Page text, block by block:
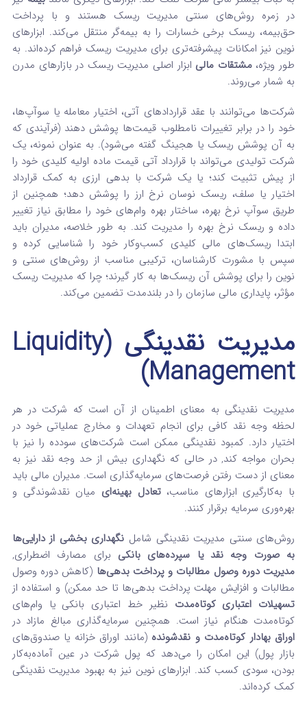
در زمره روش‌های سنتی مدیریت ریسک هستند و با پرداخت
حق‌بیمه، ریسک برخی خسارات را به بیمه‌گر منتقل می‌کند. ابزارهای
نوین نیز امکانات پیشرفته‌تری برای مدیریت ریسک فراهم کرده‌اند. به
طور ویژه،مشتقات مالی ابزار اصلی مدیریت ریسک در بازارهای مدرن
به شمار می‌روند.
شرکت‌ها می‌توانند با عقد قراردادهای آتی، اختیار معامله یا سوآپ‌ها،
خود را در برابر تغییرات نامطلوب قیمت‌ها پوشش دهند (فرآیندی که
به آن پوشش ریسک یا هجینگ گفته می‌شود). به عنوان نمونه، یک
شرکت تولیدی می‌تواند با قرارداد آتی قیمت ماده اولیه کلیدی خود را
از پیش تثبیت کند؛ یا یک شرکت با بدهی ارزی به کمک قرارداد
اختیار یا سلف، ریسک نوسان نرخ ارز را پوشش دهد؛ همچنین از
طریق سوآپ نرخ بهره، ساختار بهره وام‌های خود را مطابق نیاز تغییر
داده و ریسک نرخ بهره را مدیریت کند. به طور خلاصه، مدیران باید
ابتدا ریسک‌های مالی کلیدی کسب‌وکار خود را شناسایی کرده و
سپس با مشورت کارشناسان، ترکیبی مناسب از روش‌های سنتی و
نوین را برای پوشش آن ریسک‌ها به کار گیرند؛ چرا که مدیریت ریسک
مؤثر، پایداری مالی سازمان را در بلندمدت تضمین می‌کند.
مدیریت نقدینگی (Liquidity
Management)
مدیریت نقدینگی به معنای اطمینان از آن است که شرکت در هر
لحظه وجه نقد کافی برای انجام تعهدات و مخارج عملیاتی خود در
اختیار دارد. کمبود نقدینگی ممکن است شرکت‌های سودده را نیز با
بحران مواجه کند, در حالی که نگهداری بیش از حد وجه نقد نیز به
معنای از دست رفتن فرصت‌های سرمایه‌گذاری است. مدیران مالی باید
با به‌کارگیری ابزارهای مناسب،تعادل بهینه‌ای میان نقدشوندگی و
بهره‌وری سرمایه برقرار کنند.
روش‌های سنتی مدیریت نقدینگی شامل نگهداری بخشی از دارایی‌ها
به صورت وجه نقد یا سپرده‌های بانکی برای مصارف اضطراری,
مدیریت دوره وصول مطالبات و پرداخت بدهی‌ها (کاهش دوره وصول
مطالبات و افزایش مهلت پرداخت بدهی‌ها تا حد ممکن) و استفاده از
تسهیلات اعتباری کوتاه‌مدت نظیر خط اعتباری بانکی یا وام‌های
کوتاه‌مدت هنگام نیاز است. همچنین سرمایه‌گذاری مبالغ مازاد در
اوراق بهادار کوتاه‌مدت و نقدشونده (مانند اوراق خزانه یا صندوق‌های
بازار پول) این امکان را می‌دهد که پول شرکت در عین آماده‌به‌کار
بودن، سودی کسب کند. ابزارهای نوین نیز به بهبود مدیریت نقدینگی
کمک کرده‌اند.